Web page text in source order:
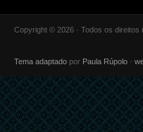
Copyright © 2026 · Todos os
Tema adaptado por Paula Rúpolo ·